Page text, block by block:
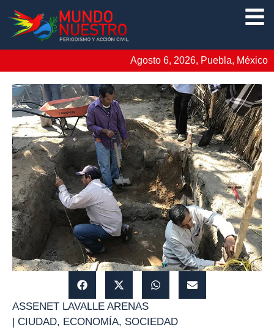
Agosto 6, 2026, Puebla, México
ASSENET LAVALLE ARENAS
| CIUDAD, ECONOMÍA, SOCIEDAD